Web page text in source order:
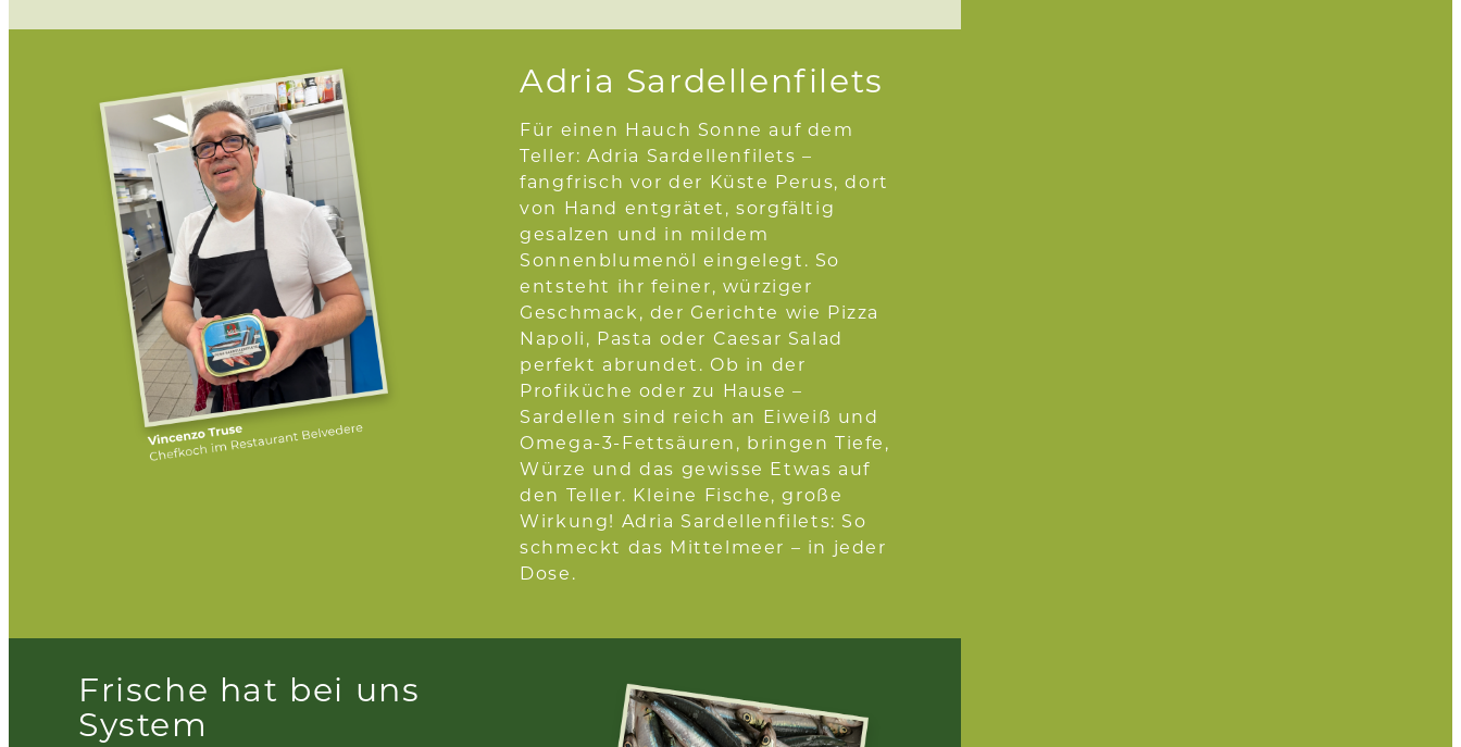
Adria Sardellenfilets
Für einen Hauch Sonne auf dem
Teller: Adria Sardellenfilets –
fangfrisch vor der Küste Perus, dort
von Hand entgrätet, sorgfältig
gesalzen und in mildem
Sonnenblumenöl eingelegt. So
entsteht ihr feiner, würziger
Geschmack, der Gerichte wie Pizza
Napoli, Pasta oder Caesar Salad
perfekt abrundet. Ob in der
Profiküche oder zu Hause –
Sardellen sind reich an Eiweiß und
Omega-3-Fettsäuren, bringen Tiefe,
Würze und das gewisse Etwas auf
den Teller. Kleine Fische, große
Wirkung! Adria Sardellenfilets: So
schmeckt das Mittelmeer – in jeder
Dose.
Frische hat bei uns
System